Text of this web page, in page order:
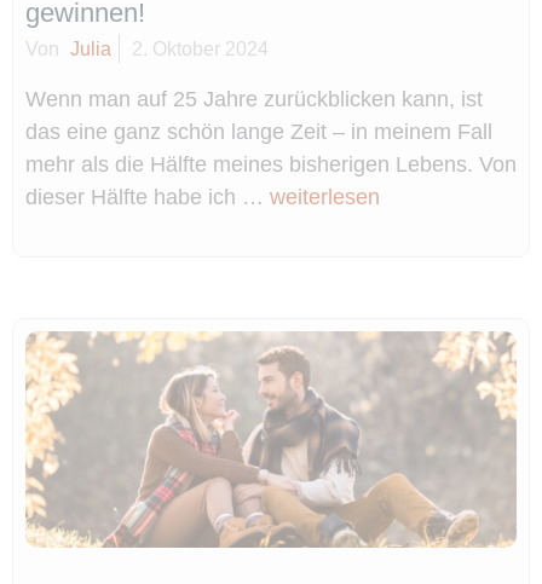
gewinnen!
Von Julia 2. Oktober 2024
Wenn man auf 25 Jahre zurückblicken kann, ist
das eine ganz schön lange Zeit – in meinem Fall
mehr als die Hälfte meines bisherigen Lebens. Von
dieser Hälfte habe ich … weiterlesen